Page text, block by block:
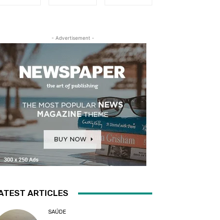
- Advertisement -
ARTICLES
SAÚDE